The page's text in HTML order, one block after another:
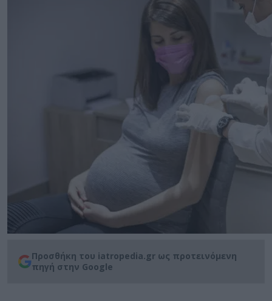
Προσθήκη του iatropedia.gr ως προτεινόμενη
πηγή στην Google